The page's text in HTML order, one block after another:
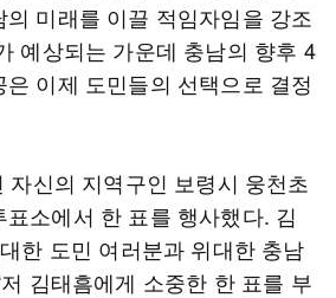
미래를 이끌 적임자임을 강조
예상되는 가운데 충남의 향후 4
이제 도민들의 선택으로 결정
자신의 지역구인 보령시 웅천초
소에서 한 표를 행사했다. 김
한 도민 여러분과 위대한 충남
김태흠에게 소중한 한 표를 부